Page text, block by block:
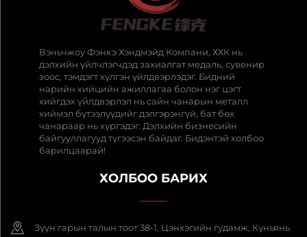
Вэньчжоу Фэнкэ Хэндмэйд Компани, ХХК нь
дэлхийн үйлчлэгчдэд захиалгат медаль, сувенир
зоос, тэмдэгт хүлгэн үйлдвэрлэдэг. Бидний
нарийн хийцийн ажиллагаа болон нэг цэгт
хийгдэх үйлдвэрлэл нь сайн чанарын металл
хиймэл бүтээлүүдийг дэлгэрэнгүй, бат бөх
чанараар нь хүргэдэг. Дэлхийн бизнесийн
байгууллагууд түгээсэн байдаг. Бидэнтэй холбоо
барилцаарай!
ХОЛБОО БАРИХ
Зүүн гарын талын тоот 38-1, Цэнхэгийн гудамж, Күньянь